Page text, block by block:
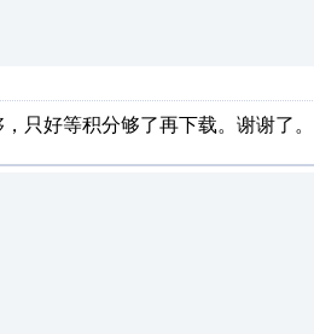
只好等积分够了再下载。谢谢了。